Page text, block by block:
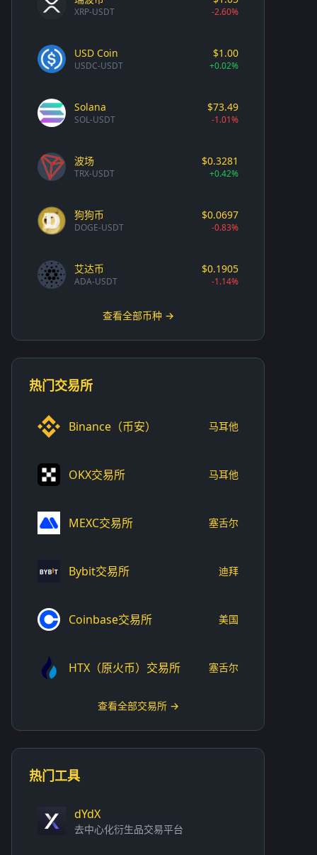
XRP-USDT -2.60%
USD Coin
USDC-USDT
$1.00
+0.02%
Solana
SOL-USDT
$73.49
-1.01%
波场
TRX-USDT
$0.3281
+0.42%
狗狗币
DOGE-USDT
$0.0697
-0.83%
艾达币
ADA-USDT
$0.1905
-1.14%
查看全部币种 →
热门交易所
Binance（币安） 马耳他
OKX交易所 马耳他
MEXC交易所 塞舌尔
Bybit交易所 迪拜
Coinbase交易所 美国
HTX（原火币）交易所 塞舌尔
查看全部交易所 →
热门工具
dYdX
去中心化衍生品交易平台